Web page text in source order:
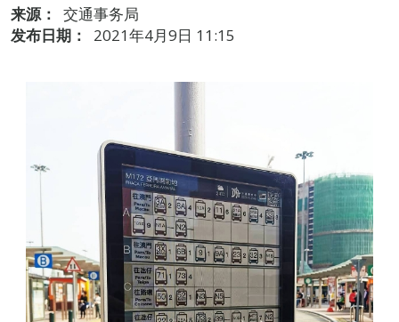
来源：
交通事务局
发布日期：
2021年4月9日 11:15